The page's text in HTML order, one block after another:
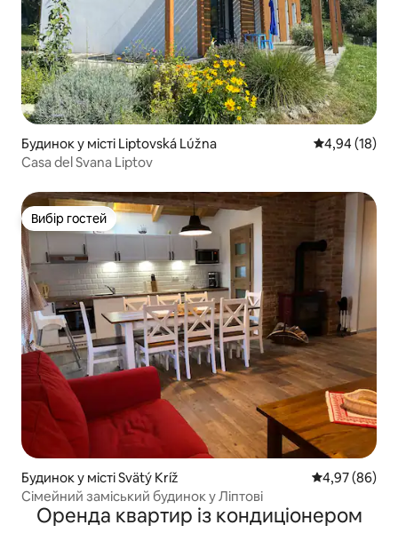
Будинок у місті Liptovská Lúžna Середня
4,94 (18)
Casa del Svana Liptov
Вибір гостей
Вибір гостей
Будинок у місті Svätý Kríž Середня
4,97 (86)
Сімейний заміський будинок у Ліптові
Оренда квартир із кондиціонером